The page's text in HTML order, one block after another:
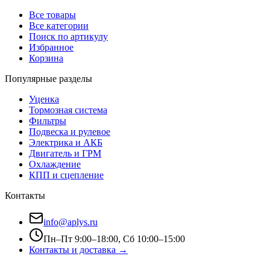
Все товары
Все категории
Поиск по артикулу
Избранное
Корзина
Популярные разделы
Уценка
Тормозная система
Фильтры
Подвеска и рулевое
Электрика и АКБ
Двигатель и ГРМ
Охлаждение
КПП и сцепление
Контакты
info@aplys.ru
Пн–Пт 9:00–18:00, Сб 10:00–15:00
Контакты и доставка →